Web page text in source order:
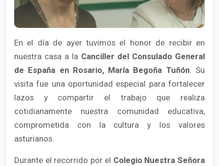
En el día de ayer tuvimos el honor de recibir en
nuestra casa a la Canciller del Consulado General
de España en Rosario, María Begoña Tuñón. Su
visita fue una oportunidad especial para fortalecer
lazos y compartir el trabajo que realiza
cotidianamente nuestra comunidad educativa,
comprometida con la cultura y los valores
asturianos.
Durante el recorrido por el Colegio Nuestra Señora